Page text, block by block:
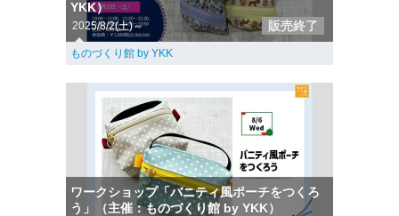
YKK）
2025/8/2(土)～ 販売終了
ものづくり館 by YKK
ワークショップ「バニティ風ポーチをつくろ
う」（主催：ものづくり館 by YKK）